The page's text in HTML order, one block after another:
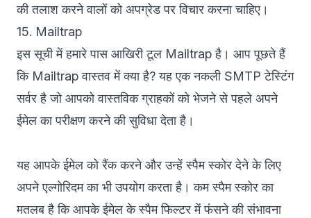
की तलाश करने वालों को अपग्रेड पर विचार करना चाहिए।
15. Mailtrap
इस सूची में हमारे पास आखिरी टूल Mailtrapहै। आप पूछते हैं
कि Mailtrap वास्तव में क्या है? यह एक नकली SMTP टेस्टिंग
सर्वर है जो आपको वास्तविक ग्राहकों को भेजने से पहले अपने
ईमेल का परीक्षण करने की सुविधा देता है।
यह आपके ईमेल को रैंक करने और उन्हें स्पैम स्कोर देने के लिए
अपने एल्गोरिदम का भी उपयोग करता है। कम स्पैम स्कोर का
मतलब है कि आपके ईमेल के स्पैम फिल्टर में फंसने की संभावना